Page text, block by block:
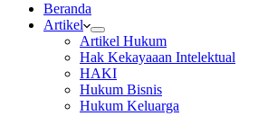
Beranda
Artikel
Artikel Hukum
Hak Kekayaaan Intelektual
HAKI
Hukum Bisnis
Hukum Keluarga